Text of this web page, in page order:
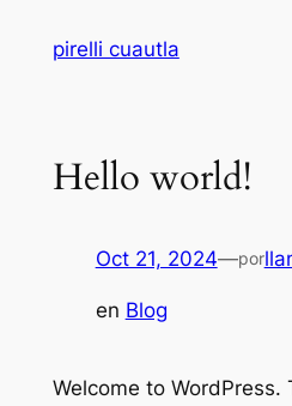
pirelli cuautla
Hello world!
Oct 21, 2024—por
en Blog
Welcome to WordPress.